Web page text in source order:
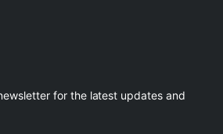
for the latest updates and